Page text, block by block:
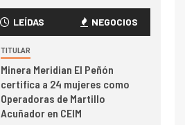
crecimiento regional: Banco
Central reporta resultados
dispares en el primer
trimestre
I+D
Informe bimensual de
Cochilco: precio del cobre
alcanza máximos por escasez
LEÍDAS NEGOCIOS
TITULAR
Minera Meridian El Peñón
certifica a 24 mujeres como
Operadoras de Martillo
Acuñador en CEIM